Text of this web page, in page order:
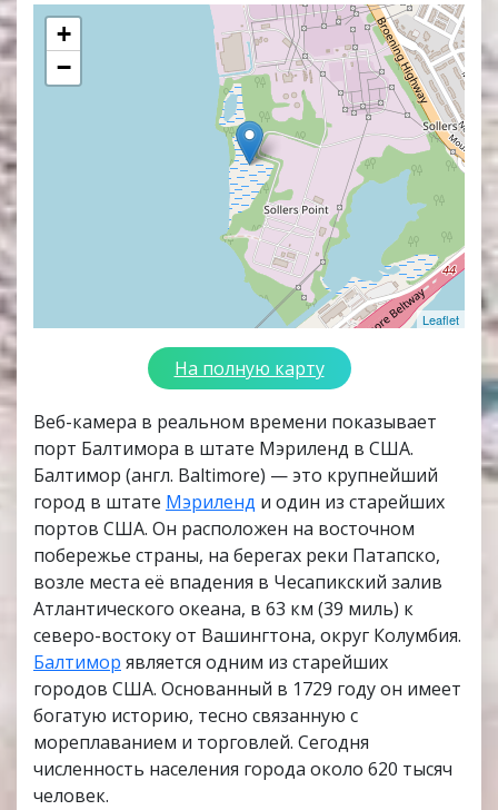
+
−
Leaflet
На полную карту
Веб-камера в реальном времени показывает
порт Балтимора в штате Мэриленд в США.
Балтимор (англ. Baltimore) — это крупнейший
город в штате Мэриленд и один из старейших
портов США. Он расположен на восточном
побережье страны, на берегах реки Патапско,
возле места её впадения в Чесапикский залив
Атлантического океана, в 63 км (39 миль) к
северо-востоку от Вашингтона, округ Колумбия.
Балтимор является одним из старейших
городов США. Основанный в 1729 году он имеет
богатую историю, тесно связанную с
мореплаванием и торговлей. Сегодня
численность населения города около 620 тысяч
человек.